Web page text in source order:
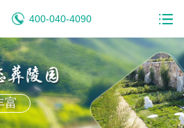
400-040-4090
富